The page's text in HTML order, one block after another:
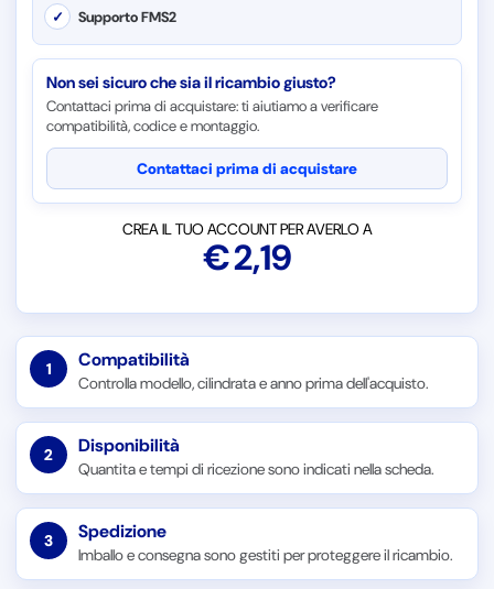
✓ Supporto FMS2
Non sei sicuro che sia il ricambio giusto?
Contattaci prima di acquistare: ti aiutiamo a verificare
compatibilità, codice e montaggio.
Contattaci prima di acquistare
CREA IL TUO ACCOUNT PER AVERLO A
€2,19
1 Compatibilità
Controlla modello, cilindrata e anno prima dell'acquisto.
2 Disponibilità
Quantita e tempi di ricezione sono indicati nella scheda.
3 Spedizione
Imballo e consegna sono gestiti per proteggere il ricambio.